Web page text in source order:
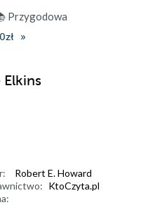
Przygodowa
Robert E. Howard
KtoCzyta.pl